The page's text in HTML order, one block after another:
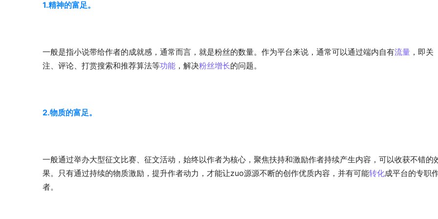
1.精神的富足。
一般是指小说带给作者的成就感，通常而言，就是粉丝的数量。作为平台来说，通常可以通过端内自有流量 ，即关
注、评论、打赏搜索和推荐算法等功能 ，解决粉丝增长的问题。
2.物质的富足。
一般通过举办大型征文比赛、征文活动，始终以作者为核心，聚焦扶持和激励作者持续产生内容，可以收获不错的
果。只有通过持续的物质激励，提升作者动力，才能让zuo源源不断的创作优质内容，并有可能转化成平台的专职
者。